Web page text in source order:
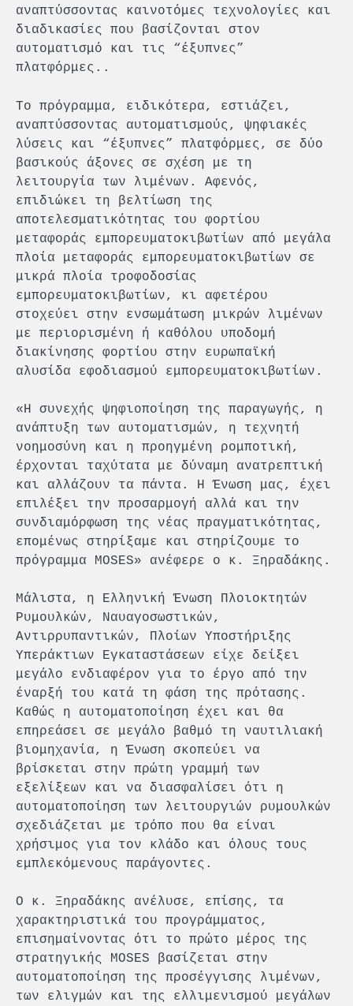
αναπτύσσοντας καινοτόμες τεχνολογίες και
διαδικασίες που βασίζονται στον
αυτοματισμό και τις “έξυπνες”
πλατφόρμες..
Το πρόγραμμα, ειδικότερα, εστιάζει,
αναπτύσσοντας αυτοματισμούς, ψηφιακές
λύσεις και “έξυπνες” πλατφόρμες, σε δύο
βασικούς άξονες σε σχέση με τη
λειτουργία των λιμένων. Αφενός,
επιδιώκει τη βελτίωση της
αποτελεσματικότητας του φορτίου
μεταφοράς εμπορευματοκιβωτίων από μεγάλα
πλοία μεταφοράς εμπορευματοκιβωτίων σε
μικρά πλοία τροφοδοσίας
εμπορευματοκιβωτίων, κι αφετέρου
στοχεύει στην ενσωμάτωση μικρών λιμένων
με περιορισμένη ή καθόλου υποδομή
διακίνησης φορτίου στην ευρωπαϊκή
αλυσίδα εφοδιασμού εμπορευματοκιβωτίων.
«Η συνεχής ψηφιοποίηση της παραγωγής, η
ανάπτυξη των αυτοματισμών, η τεχνητή
νοημοσύνη και η προηγμένη ρομποτική,
έρχονται ταχύτατα με δύναμη ανατρεπτική
και αλλάζουν τα πάντα. Η Ένωση μας, έχει
επιλέξει την προσαρμογή αλλά και την
συνδιαμόρφωση της νέας πραγματικότητας,
επομένως στηρίξαμε και στηρίζουμε το
πρόγραμμα MOSES» ανέφερε ο κ. Ξηραδάκης.
Μάλιστα, η Ελληνική Ένωση Πλοιοκτητών
Ρυμουλκών, Ναυαγοσωστικών,
Αντιρρυπαντικών, Πλοίων Υποστήριξης
Υπεράκτιων Εγκαταστάσεων είχε δείξει
μεγάλο ενδιαφέρον για το έργο από την
έναρξή του κατά τη φάση της πρότασης.
Καθώς η αυτοματοποίηση έχει και θα
επηρεάσει σε μεγάλο βαθμό τη ναυτιλιακή
βιομηχανία, η Ένωση σκοπεύει να
βρίσκεται στην πρώτη γραμμή των
εξελίξεων και να διασφαλίσει ότι η
αυτοματοποίηση των λειτουργιών ρυμουλκών
σχεδιάζεται με τρόπο που θα είναι
χρήσιμος για τον κλάδο και όλους τους
εμπλεκόμενους παράγοντες.
Ο κ. Ξηραδάκης ανέλυσε, επίσης, τα
χαρακτηριστικά του προγράμματος,
επισημαίνοντας ότι το πρώτο μέρος της
στρατηγικής MOSES βασίζεται στην
αυτοματοποίηση της προσέγγισης λιμένων,
των ελιγμών και της ελλιμενισμού μεγάλων